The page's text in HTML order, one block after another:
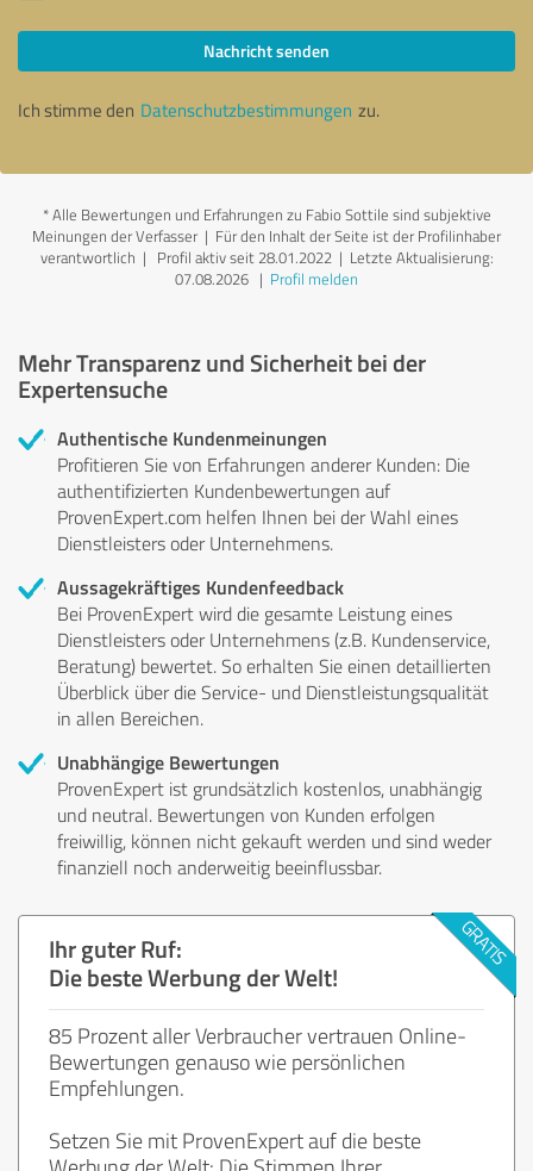
Nachricht senden
Ich stimme den Datenschutzbestimmungen zu.
*Alle Bewertungen und Erfahrungen zu Fabio Sottile sind subjektive
Meinungen der Verfasser | Für den Inhalt der Seite ist der Profilinhaber
verantwortlich | Profil aktiv seit 28.01.2022 | Letzte Aktualisierung:
07.08.2026 | Profil melden
Mehr Transparenz und Sicherheit bei der
Expertensuche
Authentische Kundenmeinungen
Profitieren Sie von Erfahrungen anderer Kunden: Die
authentifizierten Kundenbewertungen auf
ProvenExpert.com helfen Ihnen bei der Wahl eines
Dienstleisters oder Unternehmens.
Aussagekräftiges Kundenfeedback
Bei ProvenExpert wird die gesamte Leistung eines
Dienstleisters oder Unternehmens (z.B. Kundenservice,
Beratung) bewertet. So erhalten Sie einen detaillierten
Überblick über die Service- und Dienstleistungsqualität
in allen Bereichen.
Unabhängige Bewertungen
ProvenExpert ist grundsätzlich kostenlos, unabhängig
und neutral. Bewertungen von Kunden erfolgen
freiwillig, können nicht gekauft werden und sind weder
finanziell noch anderweitig beeinflussbar.
Ihr guter Ruf:
Die beste Werbung der Welt!
85 Prozent aller Verbraucher vertrauen Online-
Bewertungen genauso wie persönlichen
Empfehlungen.
Setzen Sie mit ProvenExpert auf die beste